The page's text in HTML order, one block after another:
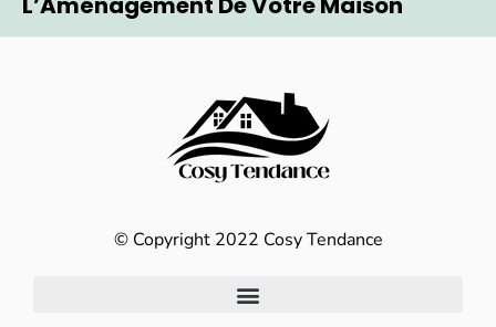
© Copyright 2022 Cosy Tendance